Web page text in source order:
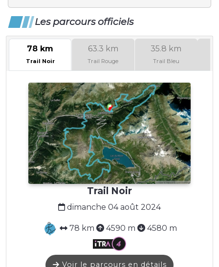
Les parcours officiels
78 km
Trail Noir
63.3 km
Trail Rouge
35.8 km
Trail Bleu
Trail Noir
dimanche 04 août 2024
78 km 4590 m 4580 m
Voir le parcours en détails